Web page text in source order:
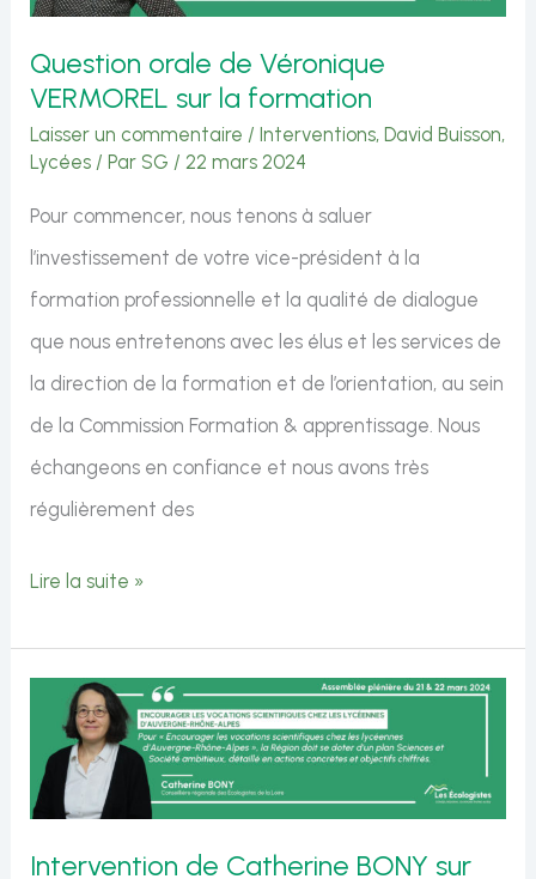
Les
Écologistes
dénoncent
Question orale de Véronique
VERMOREL sur la formation
Laisser un commentaire /Interventions,David Buisson,
Lycées / Par SG / 22 mars 2024
Pour commencer, nous tenons à saluer
l’investissement de votre vice-président à la
formation professionnelle et la qualité de dialogue
que nous entretenons avec les élus et les services de
la direction de la formation et de l’orientation, au sein
de la Commission Formation & apprentissage. Nous
échangeons en confiance et nous avons très
régulièrement des
Question
Véronique
VERMOREL
sur
formation
Lire la suite »
Intervention de Catherine BONY sur